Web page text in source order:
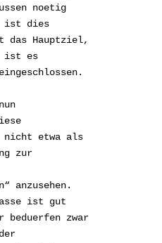
noetig
ist dies
das Hauptziel,
ist es
nicht etwa als
zur
anzusehen.
ist gut
zwar